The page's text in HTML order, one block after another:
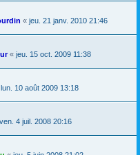
« jeu. 21 janv. 2010 21:46
« jeu. 15 oct. 2009 11:38
lun. 10 août 2009 13:18
ven. 4 juil. 2008 20:16